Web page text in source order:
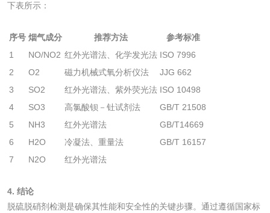
下表所示：
序号 烟气成分 推荐方法
参考标准
1
NO/NO2 红外光谱法、化学发光法 ISO 7996
2
O2 磁力机械式氧分析仪法
JJG 662
3
SO2 红外光谱法、紫外荧光法 ISO 10498
4
SO3 高氯酸钡－钍试剂法
GB/T 21508
5
NH3 红外光谱法
GB/T14669
6
H2O 冷凝法、重量法
GB/T 16157
7
N2O 红外光谱法
4. 结论
脱硫脱硝剂检测是确保其性能和安全性的关键步骤。通过遵循国家标
测
检测
木质净水用活性炭